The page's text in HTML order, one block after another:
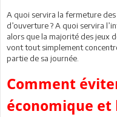
A quoi servira la fermeture des
d’ouverture ? A quoi servira
alors que la majorité des jeux
vont tout simplement
partie de sa journée.
Comment
économique et